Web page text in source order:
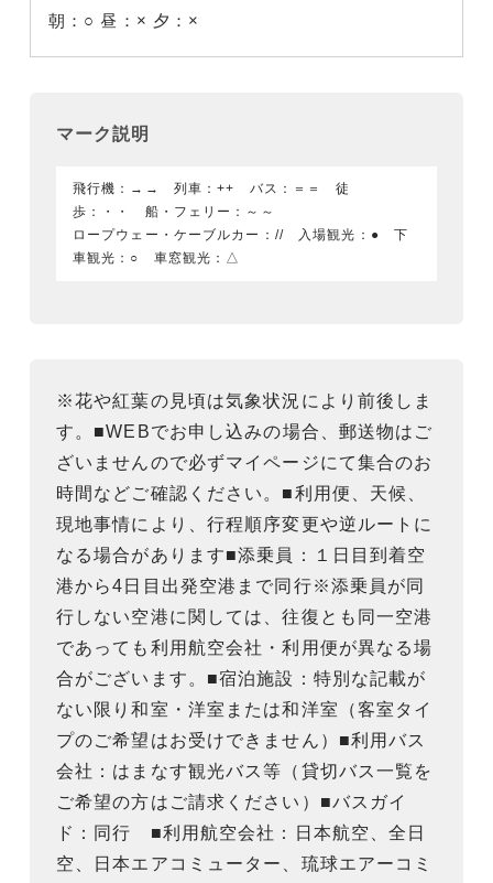
朝：○ 昼：× 夕：×
マーク説明
飛行機：→→ 列車：++ バス：＝＝ 徒
歩：・・ 船・フェリー：～～
ロープウェー・ケーブルカー：// 入場観光：● 下
車観光：○ 車窓観光：△
※花や紅葉の見頃は気象状況により前後しま
す。■WEBでお申し込みの場合、郵送物はご
ざいませんので必ずマイページにて集合のお
時間などご確認ください。■利用便、天候、
現地事情により、行程順序変更や逆ルートに
なる場合があります■添乗員：１日目到着空
港から4日目出発空港まで同行※添乗員が同
行しない空港に関しては、往復とも同一空港
であっても利用航空会社・利用便が異なる場
合がございます。■宿泊施設：特別な記載が
ない限り和室・洋室または和洋室（客室タイ
プのご希望はお受けできません）■利用バス
会社：はまなす観光バス等（貸切バス一覧を
ご希望の方はご請求ください）■バスガイ
ド：同行 ■利用航空会社：日本航空、全日
空、日本エアコミューター、琉球エアーコミ